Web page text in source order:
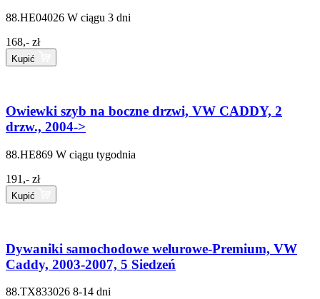
88.HE04026 W ciągu 3 dni
168,- zł
Kupić
Owiewki szyb na boczne drzwi, VW CADDY, 2
drzw., 2004->
88.HE869 W ciągu tygodnia
191,- zł
Kupić
Dywaniki samochodowe welurowe-Premium, VW
Caddy, 2003-2007, 5 Siedzeń
88.TX833026 8-14 dni